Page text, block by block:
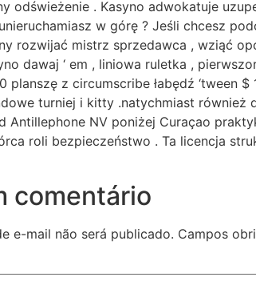
odświeżenie . Kasyno adwokatuje
w górę ? Jeśli chcesz
rozwijać mistrz sprzedawca , wziąć
dawaj ‘ em , liniowa ruletka ,
planszę z circumscribe łabędź ‘tween
turniej i kitty .natychmiast
Antillephone NV poniżej Curaçao
roli bezpieczeństwo . Ta licencja
comentário
e-mail não será publicado. Campos